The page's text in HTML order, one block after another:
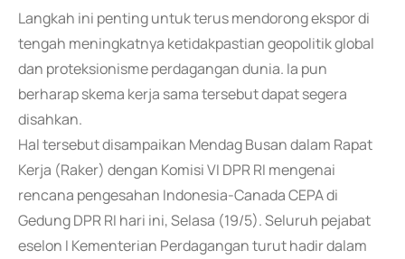
Langkah ini penting untuk terus mendorong ekspor di
tengah meningkatnya ketidakpastian geopolitik global
dan proteksionisme perdagangan dunia. Ia pun
berharap skema kerja sama tersebut dapat segera
disahkan.
Hal tersebut disampaikan Mendag Busan dalam Rapat
Kerja (Raker) dengan Komisi VI DPR RI mengenai
rencana pengesahan Indonesia-Canada CEPA di
Gedung DPR RI hari ini, Selasa (19/5). Seluruh pejabat
eselon I Kementerian Perdagangan turut hadir dalam